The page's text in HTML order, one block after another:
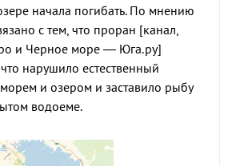
начала погибать. По мнению
с тем, что проран [канал,
и Черное море — Юга.ру]
нарушило естественный
и озером и заставило рыбу
водоеме.